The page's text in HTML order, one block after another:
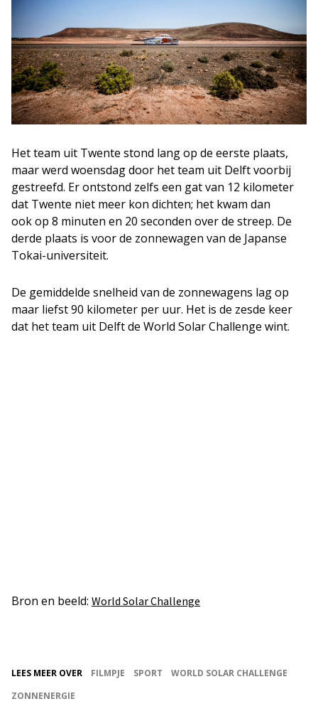
Het team uit Twente stond lang op de eerste plaats,
maar werd woensdag door het team uit Delft voorbij
gestreefd. Er ontstond zelfs een gat van 12 kilometer
dat Twente niet meer kon dichten; het kwam dan
ook op 8 minuten en 20 seconden over de streep. De
derde plaats is voor de zonnewagen van de Japanse
Tokai-universiteit.
De gemiddelde snelheid van de zonnewagens lag op
maar liefst 90 kilometer per uur. Het is de zesde keer
dat het team uit Delft de World Solar Challenge wint.
Bron en beeld: World Solar Challenge
LEES MEER OVER FILMPJE SPORT
WORLD SOLAR CHALLENGE
ZONNENERGIE